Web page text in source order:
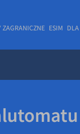
ZAGRANICZNE ESIM